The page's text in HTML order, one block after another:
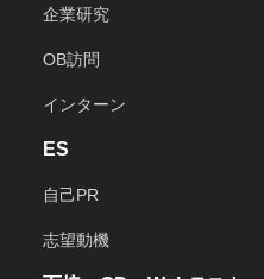
企業研究
OB訪問
インターン
ES
自己PR
志望動機